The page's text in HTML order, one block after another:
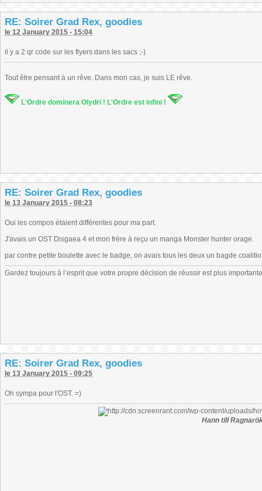
RE: Soirer Grad Rex, goodies
le 12 January 2015 - 15:04
il y a 2 qr code sur les flyers dans les sacs ;-)
Tout être pensant à un rêve. Dans mon cas, je suis LE rêve.
L'Ordre dominera Olydri ! L'Ordre est infini !
RE: Soirer Grad Rex, goodies
le 13 January 2015 - 08:23
Oui les compos étaient différentes pour ma part.
J'avais un OST Disgaea 4 et mon frère à reçu un manga Monster hunter orage.
par contre petite boulette avec le badge, on avais tous les deux un bagde
Gardez toujours à l’esprit que votre propre décision de réussir est plus
RE: Soirer Grad Rex, goodies
le 13 January 2015 - 09:25
Oh sympa pour l'OST. =)
Hann till